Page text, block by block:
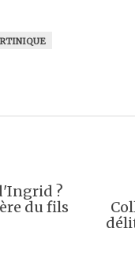
?
du fils